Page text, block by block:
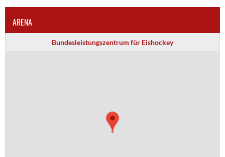
ARENA
Bundesleistungszentrum für Eishockey